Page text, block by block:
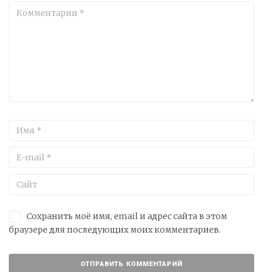
Сохранить моё имя, email и адрес сайта в этом
браузере для последующих моих комментариев.